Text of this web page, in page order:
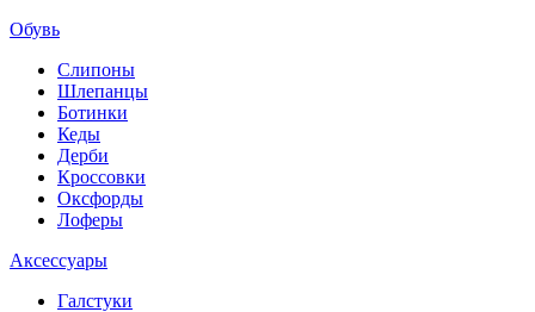
Обувь
Слипоны
Шлепанцы
Ботинки
Кеды
Дерби
Кроссовки
Оксфорды
Лоферы
Аксессуары
Галстуки